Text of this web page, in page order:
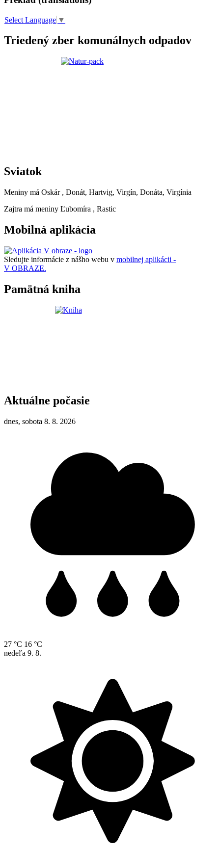
Select Language ▼
Triedený zber komunálnych odpadov
Sviatok
Meniny má Oskár , Donát, Hartvig, Virgín, Donáta, Virgínia
Zajtra má meniny Ľubomíra , Rastic
Mobilná aplikácia
Sledujte informácie z nášho webu v mobilnej aplikácii -
V OBRAZE.
Pamätná kniha
Aktuálne počasie
dnes, sobota 8. 8. 2026
27 °C 16 °C
nedeľa 9. 8.